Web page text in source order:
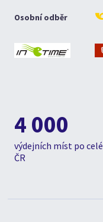
Osobní odběr
4 000
výdejních míst po celé
ČR